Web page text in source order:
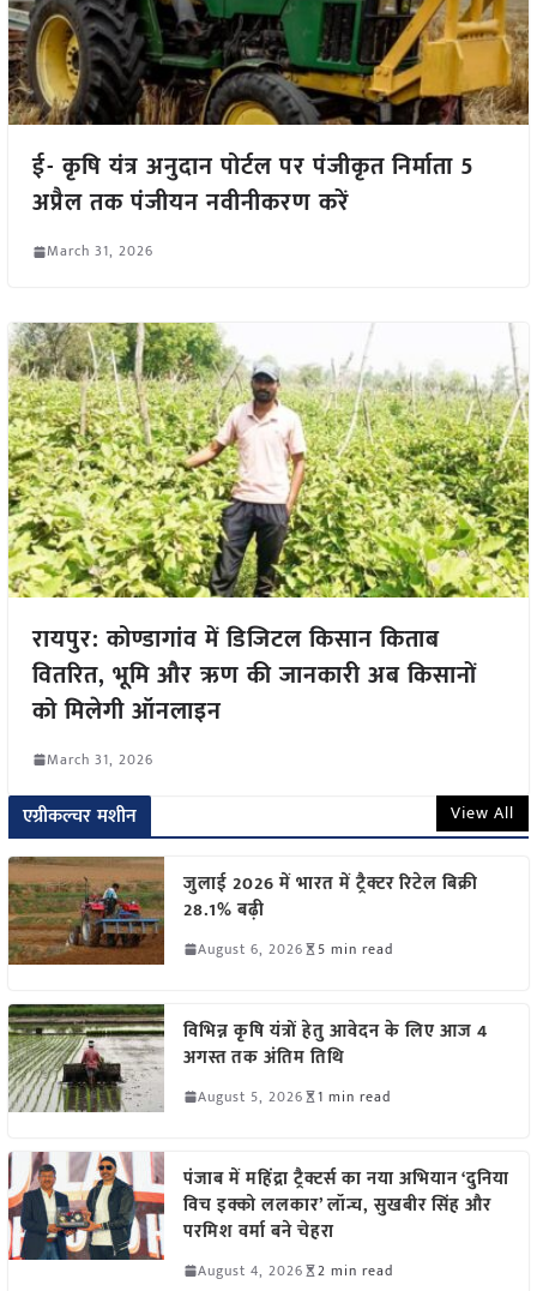
ई- कृषि यंत्र अनुदान पोर्टल पर पंजीकृत निर्माता 5
अप्रैल तक पंजीयन नवीनीकरण करें
March 31, 2026
रायपुर: कोण्डागांव में डिजिटल किसान किताब
वितरित, भूमि और ऋण की जानकारी अब किसानों
को मिलेगी ऑनलाइन
March 31, 2026
एग्रीकल्चर मशीन View All
जुलाई 2026 में भारत में ट्रैक्टर रिटेल बिक्री
28.1% बढ़ी
August 6, 2026 5 min read
विभिन्न कृषि यंत्रों हेतु आवेदन के लिए आज 4
अगस्त तक अंतिम तिथि
August 5, 2026 1 min read
पंजाब में महिंद्रा ट्रैक्टर्स का नया अभियान ‘दुनिया
विच इक्को ललकार’ लॉन्च, सुखबीर सिंह और
परमिश वर्मा बने चेहरा
August 4, 2026 2 min read